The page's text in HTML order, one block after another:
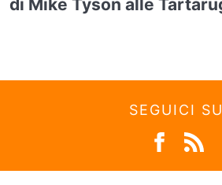
di Mike Tyson alle
SEGUICI SU